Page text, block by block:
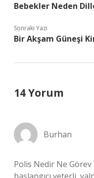
Bebekler Neden
Sonraki Yazı
Bir Akşam Güneşi
14 Yorum
Burhan
Polis Nedir Ne Görev